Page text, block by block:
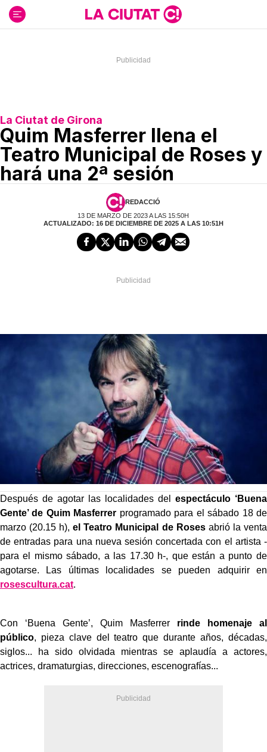
contenido
La Ciutat de Girona
Quim Masferrer llena el
Teatro Municipal de Roses y
hará una 2ª sesión
REDACCIÓ
13 DE MARZO DE 2023 A LAS 15:50H
ACTUALIZADO: 16 DE DICIEMBRE DE 2025 A LAS 10:51H
Después de agotar las localidades del espectáculo ‘Buena
Gente’ de Quim Masferrer programado para el sábado 18 de
marzo (20.15 h),el Teatro Municipal de Rosesabrió la venta
de entradas para una nueva sesión concertada con el artista -
para el mismo sábado, a las 17.30 h-, que están a punto de
agotarse. Las últimas localidades se pueden adquirir en
rosescultura.cat.
Con ‘Buena Gente’, Quim Masferrer rinde homenaje al
público, pieza clave del teatro que durante años, décadas,
siglos... ha sido olvidada mientras se aplaudía a actores,
actrices, dramaturgias, direcciones, escenografías...